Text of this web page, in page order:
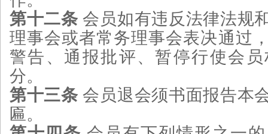
第十二条 会员如有违反法律法规
理事会或者常务理事会表决通过
警告、通报批评、暂停行使会
分。
第十三条 会员退会须书面报告本
匾。